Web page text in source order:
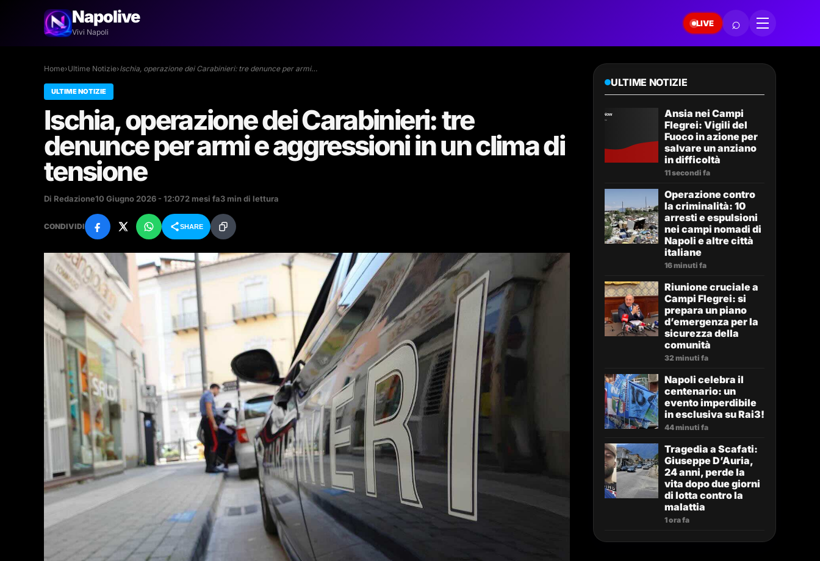
Napolive
Vivi Napoli
LIVE ⌕
Home›Ultime Notizie›Ischia, operazione dei Carabinieri: tre denunce per armi…
ULTIME NOTIZIE
Ischia, operazione dei Carabinieri: tre
denunce per armi e aggressioni in un clima di
tensione
Di Redazione10 Giugno 2026 - 12:072 mesi fa3 min di lettura
CONDIVIDI SHARE
ULTIME NOTIZIE
Ansia nei Campi
Flegrei: Vigili del
Fuoco in azione per
salvare un anziano
in difficoltà
11 secondi fa
Operazione contro
la criminalità: 10
arresti e espulsioni
nei campi nomadi di
Napoli e altre città
italiane
16 minuti fa
Riunione cruciale a
Campi Flegrei: si
prepara un piano
d’emergenza per la
sicurezza della
comunità
32 minuti fa
Napoli celebra il
centenario: un
evento imperdibile
in esclusiva su Rai3!
44 minuti fa
Tragedia a Scafati:
Giuseppe D’Auria,
24 anni, perde la
vita dopo due giorni
di lotta contro la
malattia
1 ora fa